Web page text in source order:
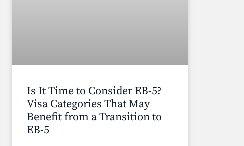
Is It Time to Consider EB-5?
Visa Categories That May
Benefit from a Transition to
EB-5